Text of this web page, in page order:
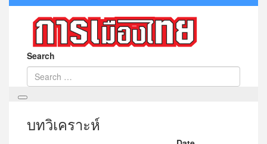
Search
บทวิเคราะห์